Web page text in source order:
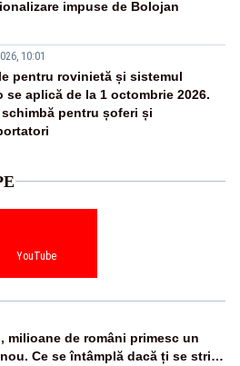
impuse de Bolojan
10:01
pentru rovinietă și sistemul
se aplică de la 1 octombrie 2026.
schimbă pentru șoferi și
YouTube
milioane de români primesc un
Ce se întâmplă dacă ți se strică